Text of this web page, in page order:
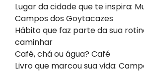
Lugar da cidade que te inspira:
Campos dos Goytacazes
Hábito que faz parte da sua
caminhar
​Café, chá ou água? Café
Livro que marcou sua vida: